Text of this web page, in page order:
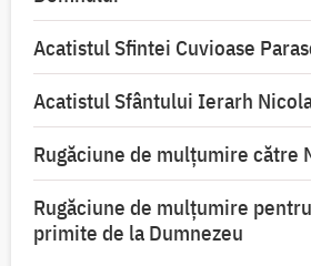
Acatistul Sfintei Cuvioase
Acatistul Sfântului Ierarh
Rugăciune de mulţumire către
Rugăciune de mulțumire
primite de la Dumnezeu